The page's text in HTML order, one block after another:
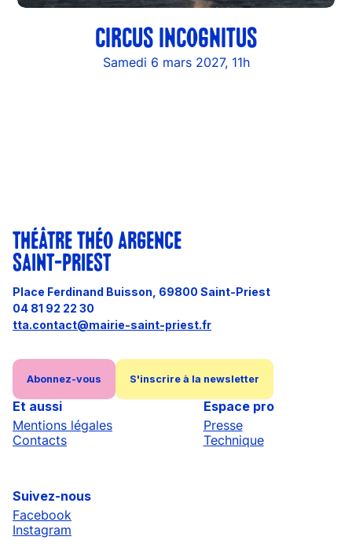
CIRCUS INCOGNITUS
Samedi 6 mars 2027, 11h
THÉÂTRE THÉO ARGENCE
SAINT-PRIEST
Place Ferdinand Buisson, 69800 Saint-Priest
04 81 92 22 30
tta.contact@mairie-saint-priest.fr
Abonnez-vous S'inscrire à la newsletter
Et aussi
Mentions légales
Contacts
Espace pro
Presse
Technique
Suivez-nous
Facebook
Instagram